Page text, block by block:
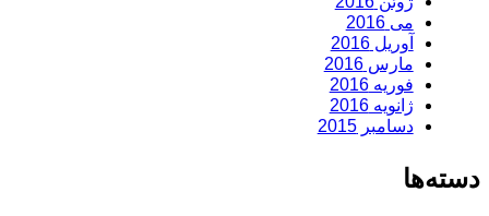
می 2016
آوریل 2016
مارس 2016
فوریه 2016
ژانویه 2016
دسامبر 2015
دسته‌ها